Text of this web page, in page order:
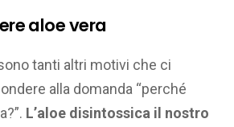
aloe vera
tanti altri motivi che ci
alla domanda “perché
L’aloe disintossica il nostro